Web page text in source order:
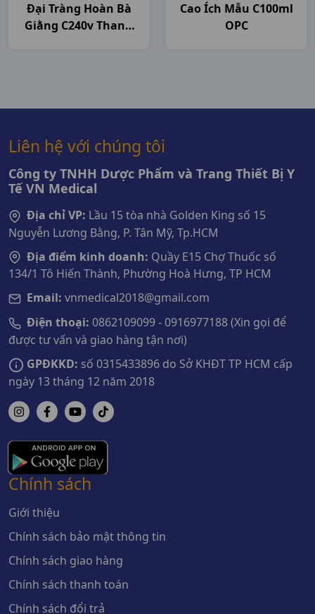
Đại Tràng Hoàn Bà
Giằng C240v Thanh
Cao Ích Mẫu C100ml
OPC
Liên hệ với chúng tôi
Công ty TNHH Dược Phẩm và Trang Thiết Bị Y
Tế VN Medical
Địa chỉ VP: Lầu 15 tòa nhà Golden King số 15
Nguyễn Lương Bằng, P. Tân Mỹ, Tp.HCM
Địa điểm kinh doanh: Quầy E15 Chợ Thuốc số
134/1 Tô Hiến Thành, Phường Hoà Hưng, TP HCM
Email: vnmedical2018@gmail.com
Điện thoại: 0862109099 - 0916977188 (Xin gọi để
được tư vấn và giao hàng tận nơi)
GPĐKKD: số 0315433896 do Sở KHĐT TP HCM cấp
ngày 13 tháng 12 năm 2018
Chính sách
Giới thiệu
Chính sách bảo mật thông tin
Chính sách giao hàng
Chính sách thanh toán
Chính sách đổi trả